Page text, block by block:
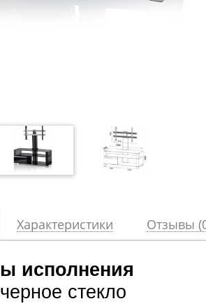
Характеристики Отзывы
исполнения
стекло